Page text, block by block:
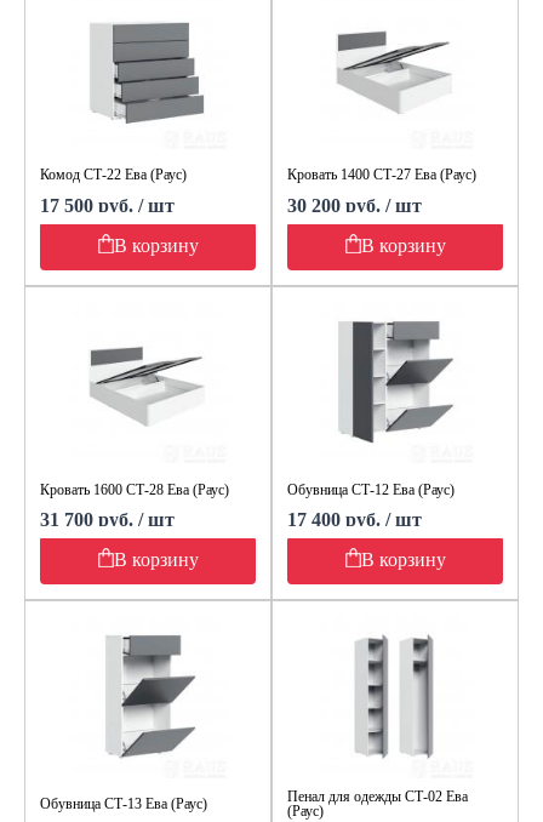
Комод СТ-22 Ева (Раус)
17 500 руб. / шт
В корзину
Кровать 1400 СТ-27 Ева (Раус)
30 200 руб. / шт
В корзину
Кровать 1600 СТ-28 Ева (Раус)
31 700 руб. / шт
В корзину
Обувница СТ-12 Ева (Раус)
17 400 руб. / шт
В корзину
Обувница СТ-13 Ева (Раус)
Пенал для одежды СТ-02 Ева
(Раус)